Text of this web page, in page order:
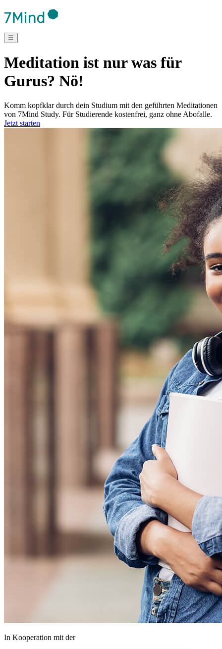
☰
Meditation ist nur was für
Gurus? Nö!
Komm kopfklar durch dein Studium mit den geführten Meditationen
von 7Mind Study. Für Studierende kostenfrei, ganz ohne Abofalle.
Jetzt starten
In Kooperation mit der